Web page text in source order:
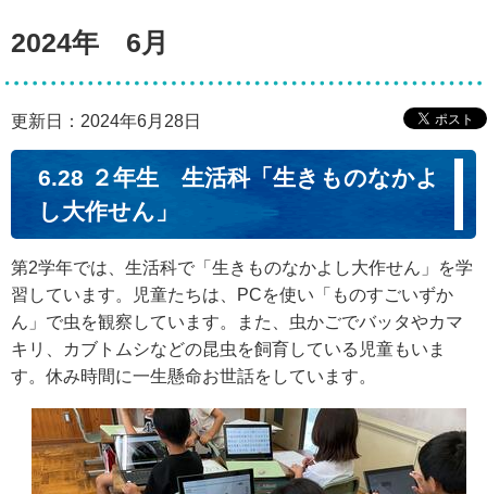
2024年 6月
更新日：2024年6月28日
6.28 ２年生 生活科「生きものなかよ
し大作せん」
第2学年では、生活科で「生きものなかよし大作せん」を学
習しています。児童たちは、PCを使い「ものすごいずか
ん」で虫を観察しています。また、虫かごでバッタやカマ
キリ、カブトムシなどの昆虫を飼育している児童もいま
す。休み時間に一生懸命お世話をしています。